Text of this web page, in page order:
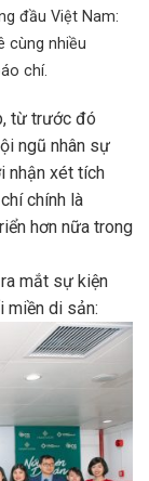
đầu Việt Nam:
cùng nhiều
chí.
từ trước đó
ngũ nhân sự
nhận xét tích
chính là
hơn nữa trong
mắt sự kiện
miền di sản: